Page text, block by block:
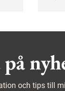
och tips till